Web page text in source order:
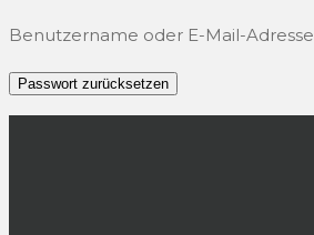
Benutzername oder E-Mail-Adresse
Passwort zurücksetzen